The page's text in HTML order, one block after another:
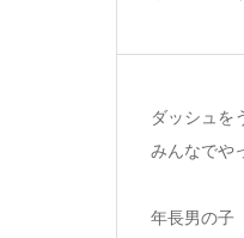
ダッシュを
みんなでや
年長男の子